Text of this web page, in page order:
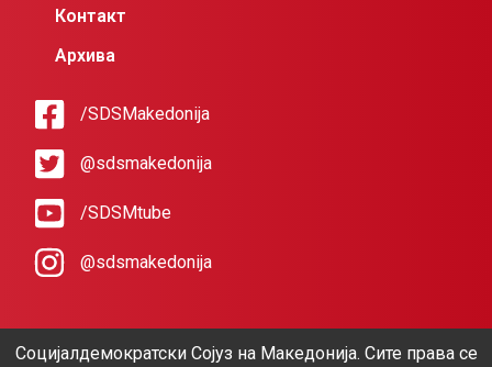
Контакт
Архива
/SDSMakedonija
@sdsmakedonija
/SDSMtube
@sdsmakedonija
Социјалдемократски Сојуз на Македонија. Сите права се